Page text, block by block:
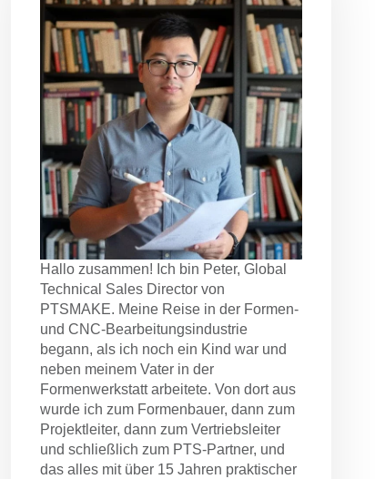
Hallo zusammen! Ich bin Peter, Global
Technical Sales Director von
PTSMAKE. Meine Reise in der Formen-
und CNC-Bearbeitungsindustrie
begann, als ich noch ein Kind war und
neben meinem Vater in der
Formenwerkstatt arbeitete. Von dort aus
wurde ich zum Formenbauer, dann zum
Projektleiter, dann zum Vertriebsleiter
und schließlich zum PTS-Partner, und
das alles mit über 15 Jahren praktischer